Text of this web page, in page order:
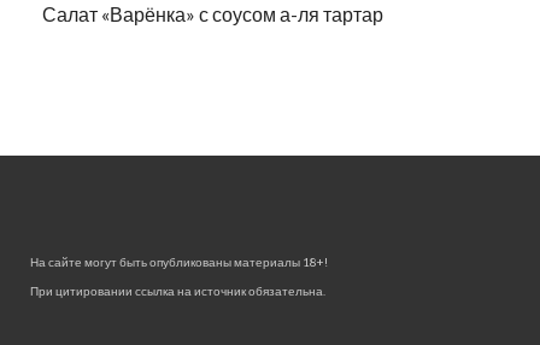
Салат «Варёнка» с соусом а-ля тартар
На сайте могут быть опубликованы материалы 18+!
При цитировании ссылка на источник обязательна.